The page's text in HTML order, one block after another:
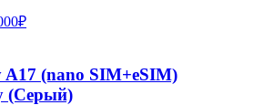
A17 (nano SIM+eSIM)
(Серый)